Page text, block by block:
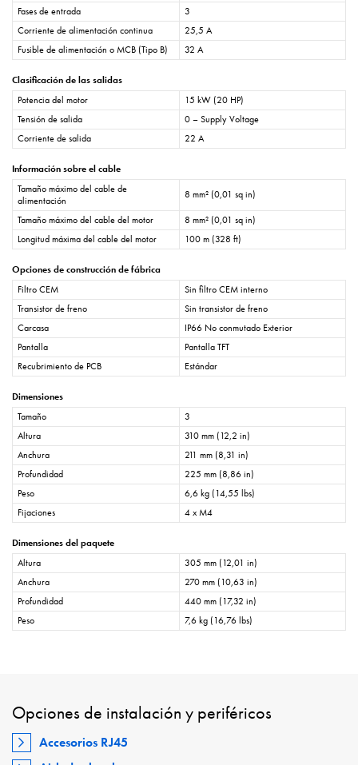
Fases de entrada
3
Corriente de alimentación continua
25,5 A
Fusible de alimentación o MCB (Tipo B)
32 A
Clasificación de las salidas
Potencia del motor
15 kW (20 HP)
Tensión de salida
0 – Supply Voltage
Corriente de salida
22 A
Información sobre el cable
Tamaño máximo del cable de
alimentación
8 mm² (0,01 sq in)
Tamaño máximo del cable del motor
8 mm² (0,01 sq in)
Longitud máxima del cable del motor
100 m (328 ft)
Opciones de construcción de fábrica
Filtro CEM
Sin filtro CEM interno
Transistor de freno
Sin transistor de freno
Carcasa
IP66 No conmutado Exterior
Pantalla
Pantalla TFT
Recubrimiento de PCB
Estándar
Dimensiones
Tamaño
3
Altura
310 mm (12,2 in)
Anchura
211 mm (8,31 in)
Profundidad
225 mm (8,86 in)
Peso
6,6 kg (14,55 lbs)
Fijaciones
4 x M4
Dimensiones del paquete
Altura
305 mm (12,01 in)
Anchura
270 mm (10,63 in)
Profundidad
440 mm (17,32 in)
Peso
7,6 kg (16,76 lbs)
Opciones de instalación y periféricos
Accesorios RJ45